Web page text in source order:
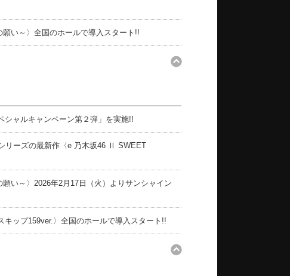
い～〉全国のホールで導入スタート!!
シャルキャンペーン第２弾」を実施!!
リーズの最新作〈e 乃木坂46 Ⅱ SWEET
い～〉2026年2月17日（火）よりサンシャイン
キップ159ver.〉全国のホールで導入スタート!!